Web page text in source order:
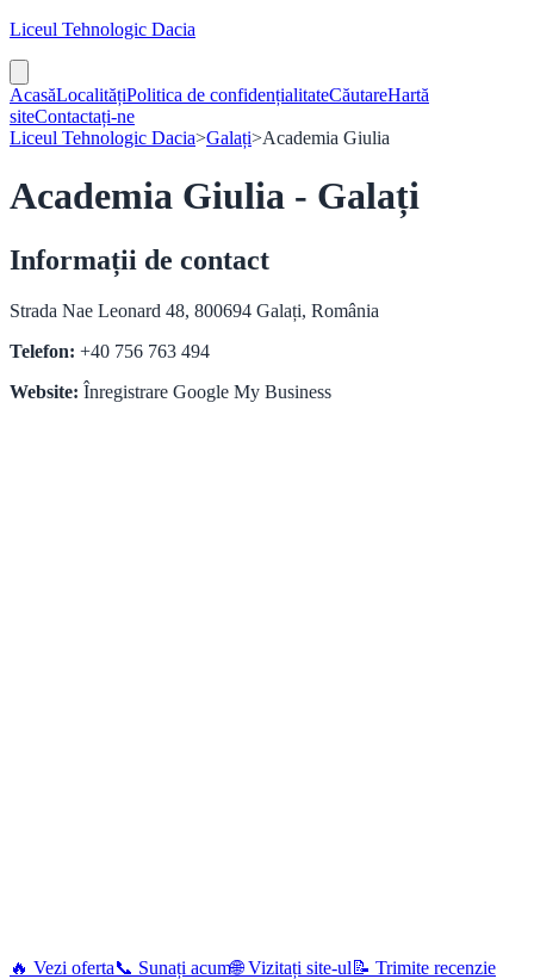
Liceul Tehnologic Dacia
AcasăLocalitățiPolitica de confidențialitateCăutareHartă
siteContactați-ne
Liceul Tehnologic Dacia>Galați>Academia Giulia
Academia Giulia - Galați
Informații de contact
Strada Nae Leonard 48, 800694 Galați, România
Telefon: +40 756 763 494
Website: Înregistrare Google My Business
🔥 Vezi oferta📞 Sunați acum🌐 Vizitați site-ul 📝 Trimite recenzie